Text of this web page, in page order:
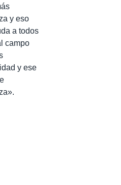
y eso
a todos
campo
y ese